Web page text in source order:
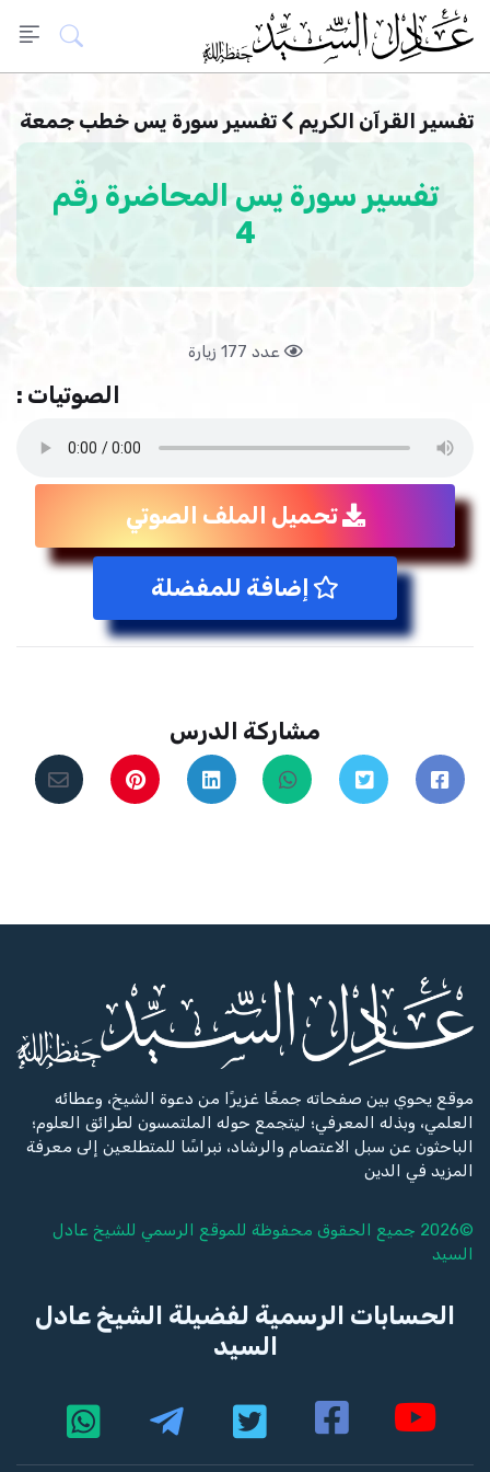
تفسير القرآن الكريم تفسير سورة يس خطب جمعة
تفسير سورة يس المحاضرة رقم
4
عدد 177 زيارة
الصوتيات :
تحميل الملف الصوتي
إضافة للمفضلة
مشاركة الدرس
موقع يحوي بين صفحاته جمعًا غزيرًا من دعوة الشيخ، وعطائه
العلمي، وبذله المعرفي؛ ليتجمع حوله الملتمسون لطرائق العلوم؛
الباحثون عن سبل الاعتصام والرشاد، نبراسًا للمتطلعين إلى معرفة
المزيد في الدين
©2026 جميع الحقوق محفوظة للموقع الرسمي للشيخ
عادل
السيد
الحسابات الرسمية لفضيلة الشيخ عادل
السيد